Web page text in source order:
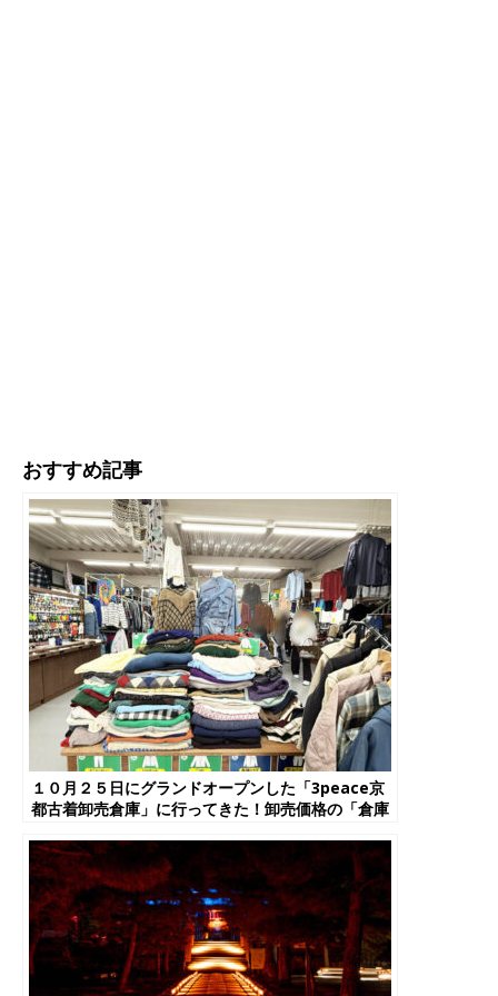
おすすめ記事
１０月２５日にグランドオープンした「3peace京
都古着卸売倉庫」に行ってきた！卸売価格の「倉庫